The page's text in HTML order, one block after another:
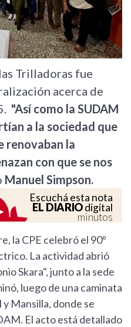
Trilladoras fue
acerca de
"Así como la SUDAM
a la sociedad que
renovaban la
con que se nos
Manuel Simpson.
Escuchá esta nota
EL DIARIOdigital
minutos
la CPE celebró el 90º
La actividad abrió
Skara", junto a la sede
luego de una caminata
y Mansilla, donde se
El acto está detallado